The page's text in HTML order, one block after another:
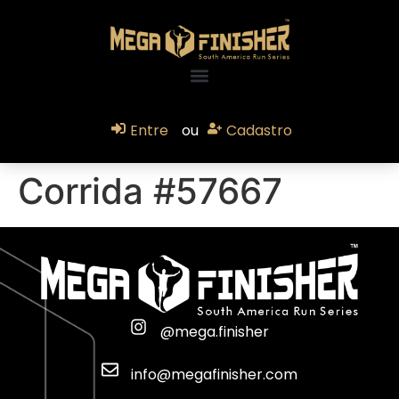
Entre ou Cadastro
Corrida #57667
@mega.finisher
info@megafinisher.com